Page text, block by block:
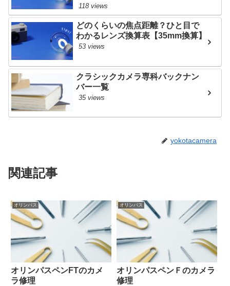
118 views
どのくらいの焦点距離？ひと目で
わかるレンズ換算表【35mm換算】
53 views
クラシックカメラ専科バックナン
バー一覧
35 views
yokotacamera
関連記事
オリンパス
オリンパスペンFTのカメ
ラ修理
オリンパス
オリンパスペンＦのカメラ
修理